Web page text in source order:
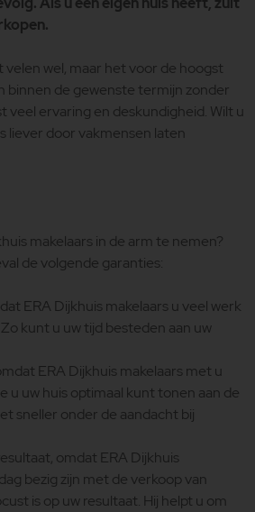
velen wel, maar het voor de hoogst
binnen de gewenste termijn zonder
veel ervaring en deskundigheid. Wilt u
liever door vakmensen laten
makelaars in de arm te nemen?
de volgende garanties:
ERA Dijkhuis makelaars u veel werk
kunt u uw tijd besteden aan uw
ERA Dijkhuis makelaars met u
u uw huis optimaal kunt tonen aan de
sneller onder de aandacht bij
omdat ERA Dijkhuis
bezig zijn met de verkoop van
is op uw resultaat. Hij helpt u om